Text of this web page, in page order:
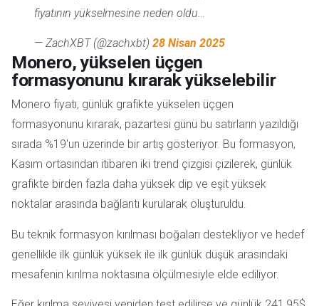
fiyatının yükselmesine neden oldu…
— ZachXBT (@zachxbt) 28 Nisan 2025
Monero, yükselen üçgen
formasyonunu kırarak yükselebilir
Monero fiyatı, günlük grafikte yükselen üçgen
formasyonunu kırarak, pazartesi günü bu satırların yazıldığı
sırada %19'un üzerinde bir artış gösteriyor. Bu formasyon,
Kasım ortasından itibaren iki trend çizgisi çizilerek, günlük
grafikte birden fazla daha yüksek dip ve eşit yüksek
noktalar arasında bağlantı kurularak oluşturuldu.
Bu teknik formasyon kırılması boğaları destekliyor ve hedef
genellikle ilk günlük yüksek ile ilk günlük düşük arasındaki
mesafenin kırılma noktasına ölçülmesiyle elde ediliyor.